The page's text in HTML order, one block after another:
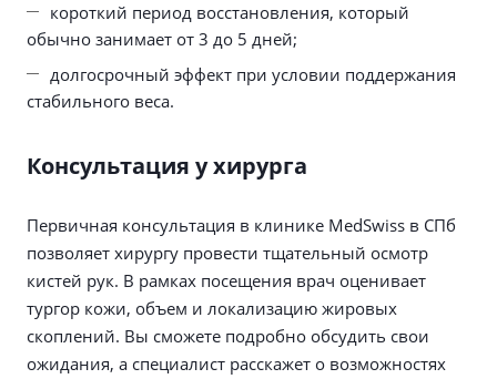
короткий период восстановления, который
обычно занимает от 3 до 5 дней;
долгосрочный эффект при условии поддержания
стабильного веса.
Консультация у хирурга
Первичная консультация в клинике MedSwiss в СПб
позволяет хирургу провести тщательный осмотр
кистей рук. В рамках посещения врач оценивает
тургор кожи, объем и локализацию жировых
скоплений. Вы сможете подробно обсудить свои
ожидания, а специалист расскажет о возможностях